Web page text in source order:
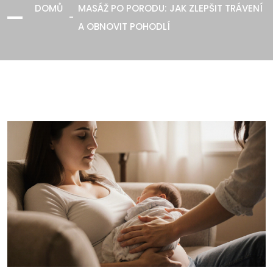
DOMŮ
MASÁŽ PO PORODU: JAK ZLEPŠIT TRÁVENÍ
A OBNOVIT POHODLÍ